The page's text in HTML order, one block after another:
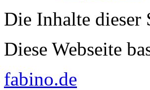
Die Inhalte dieser
Diese Webseite
fabino.de